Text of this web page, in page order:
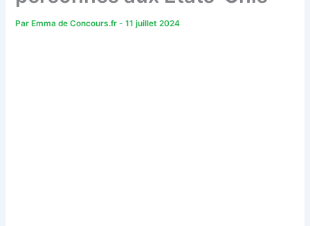
ParEmma de Concours.fr-11 juillet 2024